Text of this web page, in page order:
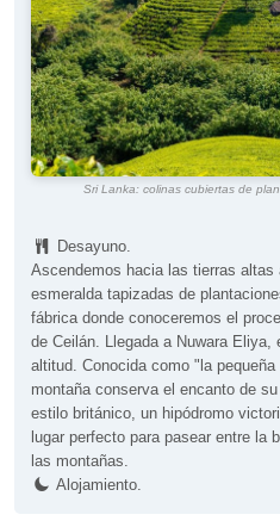
Sri Lanka: colinas cubiertas de
Desayuno.
Ascendemos hacia las tierras
esmeralda tapizadas de
fábrica donde conoceremos el
de Ceilán. Llegada a Nuwara
altitud. Conocida como "la
montaña conserva el encanto de
estilo británico, un hipódromo
lugar perfecto para pasear entre la
las montañas.
Alojamiento.